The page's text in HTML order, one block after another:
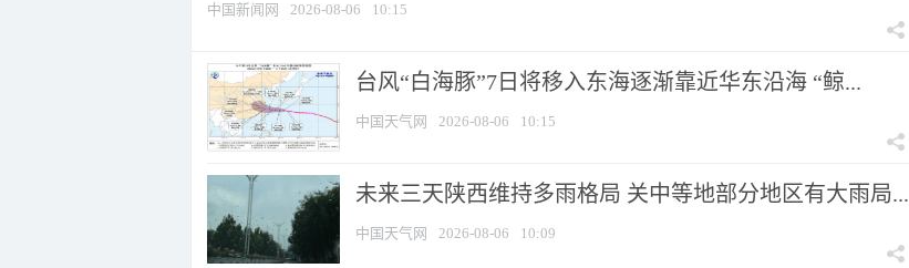
中国新闻网 2026-08-06 10:15
台风“白海豚”7日将移入东海逐渐靠近华东沿海 “鲸...
中国天气网 2026-08-06 10:15
未来三天陕西维持多雨格局 关中等地部分地区有大雨局...
中国天气网 2026-08-06 10:09